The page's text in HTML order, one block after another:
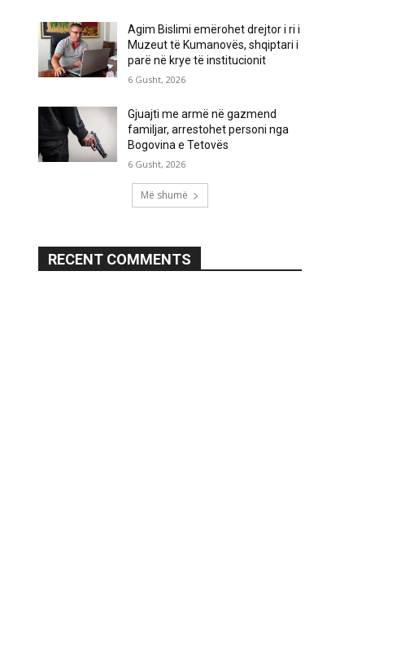
Agim Bislimi emërohet drejtor i ri i
Muzeut të Kumanovës, shqiptari i
parë në krye të institucionit
6 Gusht, 2026
Gjuajti me armë në gazmend
familjar, arrestohet personi nga
Bogovina e Tetovës
6 Gusht, 2026
Më shumë
RECENT COMMENTS